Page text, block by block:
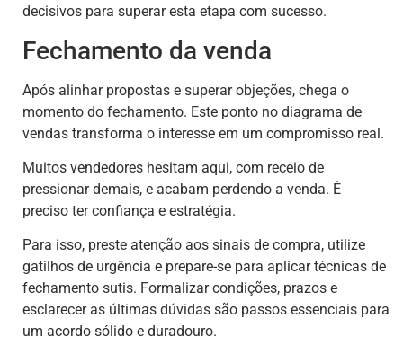
decisivos para superar esta etapa com sucesso.
Fechamento da venda
Após alinhar propostas e superar objeções, chega o
momento do fechamento. Este ponto no diagrama de
vendas transforma o interesse em um compromisso real.
Muitos vendedores hesitam aqui, com receio de
pressionar demais, e acabam perdendo a venda. É
preciso ter confiança e estratégia.
Para isso, preste atenção aos sinais de compra, utilize
gatilhos de urgência e prepare-se para aplicar técnicas de
fechamento sutis. Formalizar condições, prazos e
esclarecer as últimas dúvidas são passos essenciais para
um acordo sólido e duradouro.